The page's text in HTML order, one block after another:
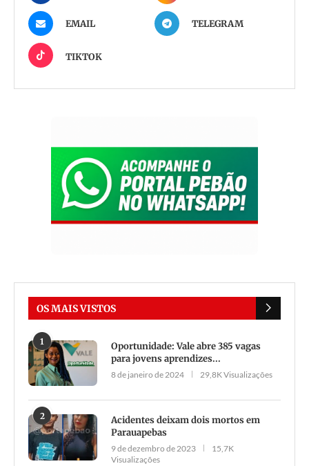
EMAIL TELEGRAM
TIKTOK
OS MAIS VISTOS
1
Oportunidade: Vale abre 385 vagas
para jovens aprendizes...
8 de janeiro de 2024 29,8K Visualizações
2
Acidentes deixam dois mortos em
Parauapebas
9 de dezembro de 2023
15,7K
Visualizações